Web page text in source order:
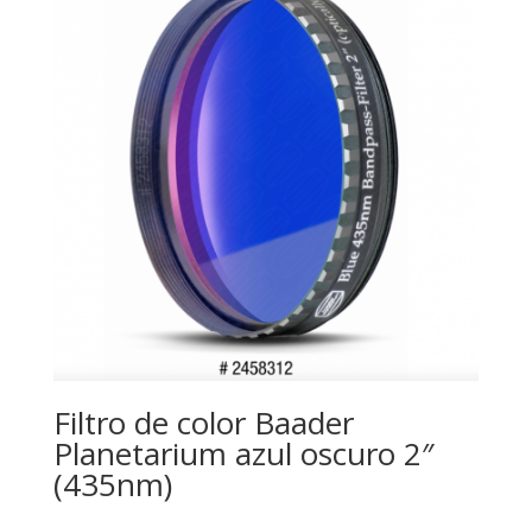
Filtro de color Baader
Planetarium azul oscuro 2″
(435nm)